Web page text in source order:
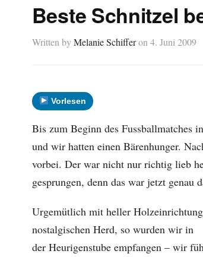
Beste Schnitzel
Written byMelanie Schiffer on 4. Juni 2009
Vorlesen
Bis zum Beginn des Fussballmatches
und wir hatten einen Bärenhunger.
vorbei. Der war nicht nur richtig lieb
gesprungen, denn das war jetzt
Urgemütlich mit heller
nostalgischen Herd, so wurden wir in
der Heurigenstube empfangen – wir